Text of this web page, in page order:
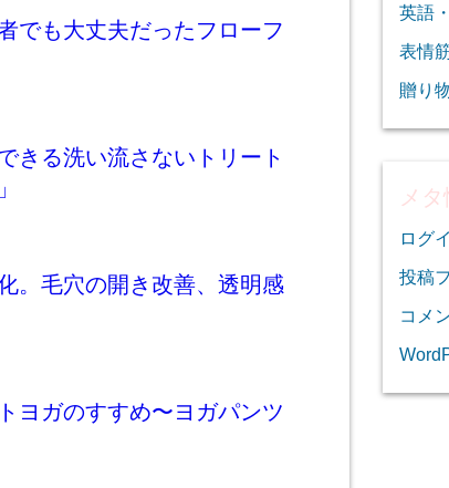
でも大丈夫だったフローフ
きる洗い流さないトリート
。毛穴の開き改善、透明感
ヨガのすすめ〜ヨガパンツ
英語
表情
贈り
メ
ログ
投稿
コメ